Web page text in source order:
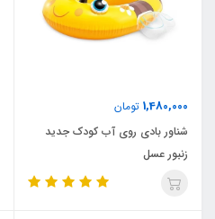
1,480,000 تومان
شناور بادی روی آب کودک جدید
زنبور عسل